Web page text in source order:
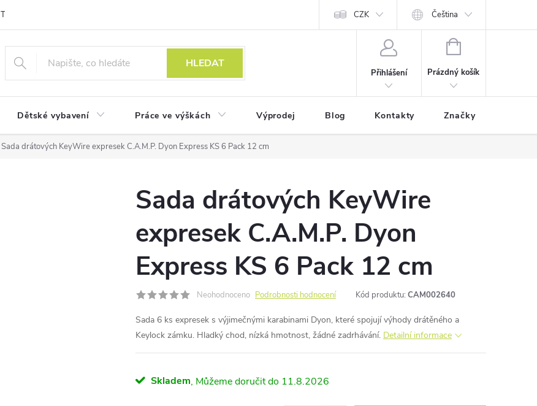
Technologie CZK Čeština
HLEDAT
Přihlášení
NÁKUPNÍ
Prázdný košík
Dětské vybavení Práce ve výškách Výprodej Blog Kontakty Značky
Sada drátových KeyWire expresek C.A.M.P. Dyon Express KS 6 Pack 12 cm
Sada drátových KeyWire
expresek C.A.M.P. Dyon
Express KS 6 Pack 12 cm
Neohodnoceno Podrobnosti hodnocení Kód produktu: CAM002640
Sada 6 ks expresek s výjimečnými karabinami Dyon, které spojují výhody drátěného a
Keylock zámku. Hladký chod, nízká hmotnost, žádné zadrhávání. Detailní informace
Skladem 11.8.2026